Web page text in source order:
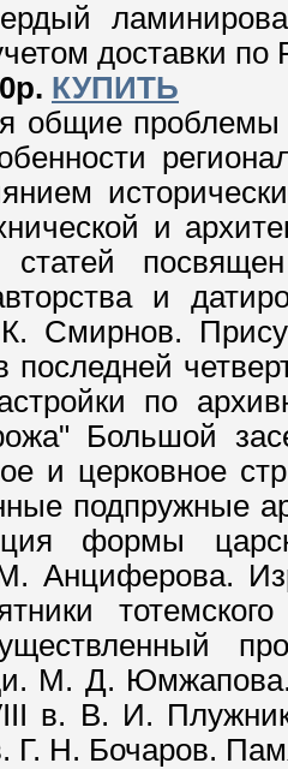
доставки по
КУПИТЬ
общие проблемы
и
посвящен
и
Смирнов.
последней
по
Большой
и церковное
подпружные
формы
Анциферова.
М. Д.
в. В. И.
Г. Н. Бочаров.